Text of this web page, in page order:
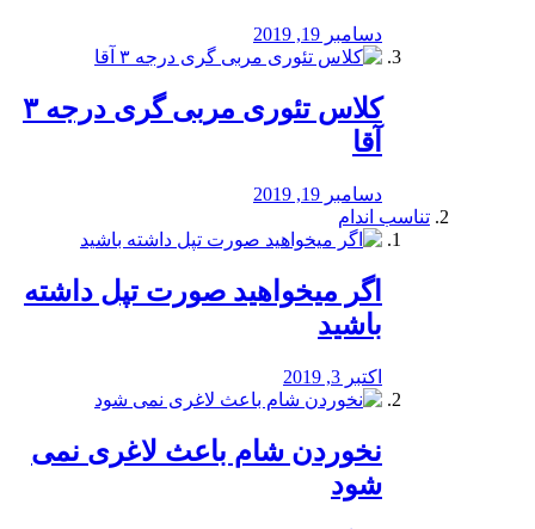
دسامبر 19, 2019
کلاس تئوری مربی گری درجه ۳
آقا
دسامبر 19, 2019
تناسب اندام
اگر میخواهید صورت تپل داشته
باشید
اکتبر 3, 2019
نخوردن شام باعث لاغری نمی
‌شود